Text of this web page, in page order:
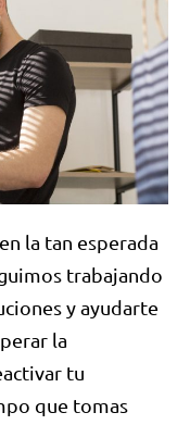
la tan esperada
trabajando
y ayudarte
la
tu
que tomas